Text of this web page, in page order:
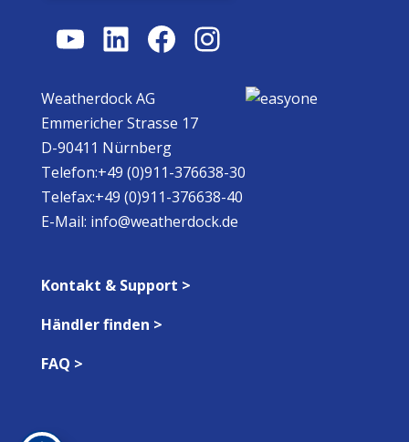
YouTube
LinkedIn
Facebook
Instagram
Weatherdock AG
Emmericher Strasse 17
D-90411 Nürnberg
Telefon:+49 (0)911-376638-30
Telefax:+49 (0)911-376638-40
E-Mail: info@weatherdock.de
Kontakt & Support >
Händler finden >
FAQ >